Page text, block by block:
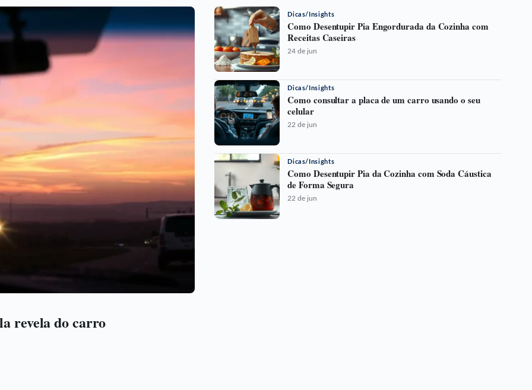
revela do carro
Dicas/Insights
Como Desentupir Pia Engordurada da Cozinha com
Receitas Caseiras
24 de jun
Dicas/Insights
Como consultar a placa de um carro usando o seu
celular
22 de jun
Dicas/Insights
Como Desentupir Pia da Cozinha com Soda Cáustica
de Forma Segura
22 de jun